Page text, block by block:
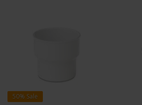
50% Sale